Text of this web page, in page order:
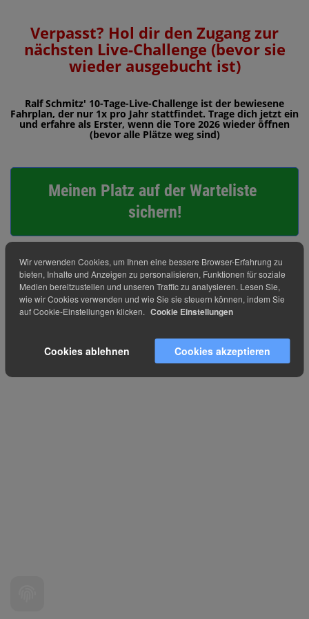
Verpasst? Hol dir den Zugang zur
nächsten Live-Challenge (bevor sie
wieder ausgebucht ist)
Ralf Schmitz' 10-Tage-Live-Challenge ist der bewiesene
Fahrplan, der nur 1x pro Jahr stattfindet. Trage dich jetzt ein
und erfahre als Erster, wenn die Tore 2026 wieder öffnen
(bevor alle Plätze weg sind)
Meinen Platz auf der Warteliste
sichern!
Wir verwenden Cookies, um Ihnen eine bessere Browser-Erfahrung zu
bieten, Inhalte und Anzeigen zu personalisieren, Funktionen für soziale
Medien bereitzustellen und unseren Traffic zu analysieren. Lesen Sie,
wie wir Cookies verwenden und wie Sie sie steuern können, indem Sie
auf Cookie-Einstellungen klicken. Cookie Einstellungen
Cookies ablehnen Cookies akzeptieren